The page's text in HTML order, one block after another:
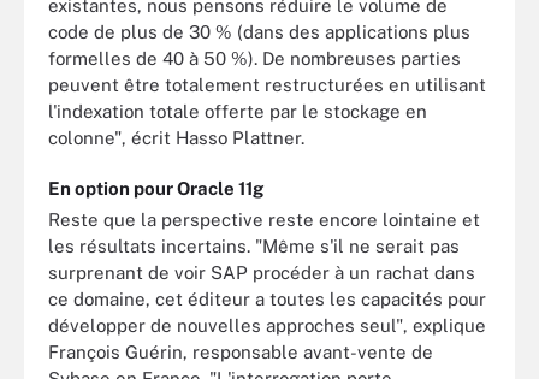
existantes, nous pensons réduire le volume de
code de plus de 30 % (dans des applications plus
formelles de 40 à 50 %). De nombreuses parties
peuvent être totalement restructurées en utilisant
l'indexation totale offerte par le stockage en
colonne", écrit Hasso Plattner.
En option pour Oracle 11g
Reste que la perspective reste encore lointaine et
les résultats incertains. "Même s'il ne serait pas
surprenant de voir SAP procéder à un rachat dans
ce domaine, cet éditeur a toutes les capacités pour
développer de nouvelles approches seul", explique
François Guérin, responsable avant-vente de